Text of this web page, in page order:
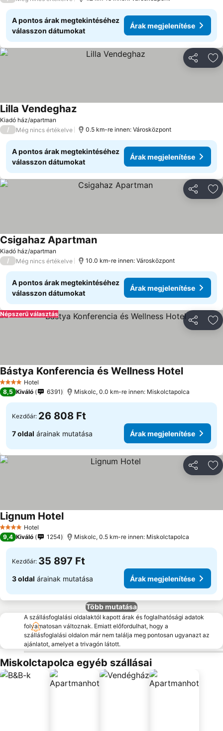
A pontos árak megtekintéséhez
válasszon dátumokat
Árak megjelenítése
Kiadó ház/apartman
Lilla VendeghazÁrak megjelenítése
/ Még nincs értékelve 0.5 km-re innen: Városközpont
A pontos árak megtekintéséhez
válasszon dátumokat
Árak megjelenítése
Kiadó ház/apartman
Csigahaz ApartmanÁrak megjelenítése
/ Még nincs értékelve 10.0 km-re innen: Városközpont
A pontos árak megtekintéséhez
válasszon dátumokat
Árak megjelenítése
Népszerű választás
4 KategóriaHotel
Bástya Konferencia és Wellness HotelÁrak
8,5 Kiváló 6391 Miskolc, 0.0 km-re innen: Miskolctapolca
Kezdőár: 26 808 Ft
7 oldal árainak mutatása Árak megjelenítése
4 KategóriaHotel
Lignum HotelÁrak megjelenítése
9,4 Kiváló 1254 Miskolc, 0.5 km-re innen: Miskolctapolca
Kezdőár: 35 897 Ft
3 oldal árainak mutatása Árak megjelenítése
Több mutatása
A szállásfoglalási oldalaktól kapott árak és foglalhatósági adatok
folyamatosan változnak. Emiatt előfordulhat, hogy a
szállásfoglalási oldalon már nem találja meg pontosan ugyanazt az
ajánlatot, amelyet a trivagón látott.
Miskolctapolca egyéb szállásai